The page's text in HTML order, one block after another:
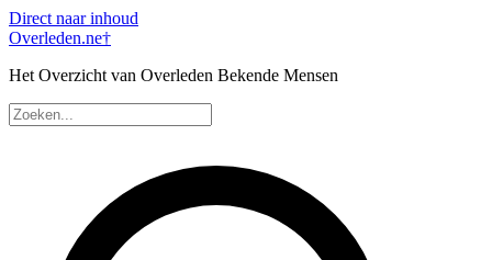
Direct naar inhoud
Overleden.ne†
Het Overzicht van Overleden Bekende Mensen